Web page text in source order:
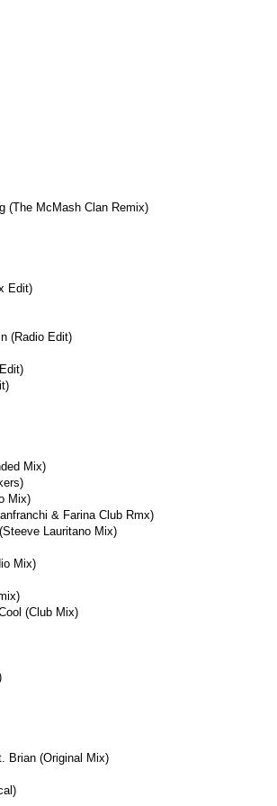
(The McMash Clan Remix)
Edit)
(Radio Edit)
Mix)
Mix)
& Farina Club Rmx)
Lauritano Mix)
Mix)
(Club Mix)
Brian (Original Mix)